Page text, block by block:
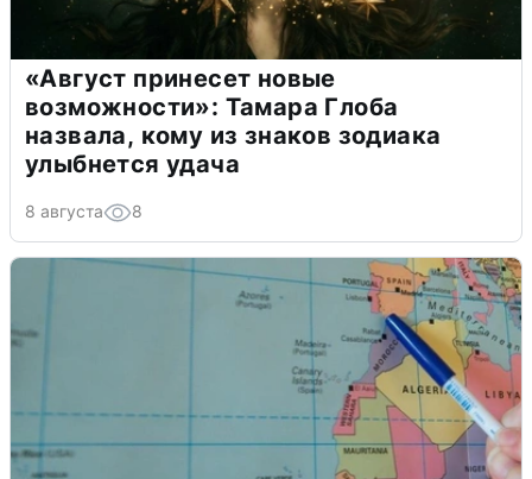
«Август принесет новые
возможности»: Тамара Глоба
назвала, кому из знаков зодиака
улыбнется удача
8 августа 8